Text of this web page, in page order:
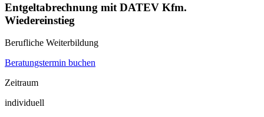
Entgeltabrechnung mit DATEV Kfm.
Wiedereinstieg
Berufliche Weiterbildung
Beratungstermin buchen
Zeitraum
individuell